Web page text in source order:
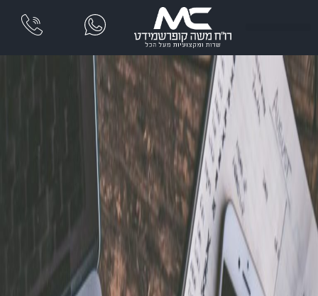
זֶה
מֻפְעֶלֶת
מַעֲרֶכֶת
נָגִישׁ
בִּקְלִיק
הַמְּסַיַּעַת
לִנְגִישׁוּת
הָאֲתָר.